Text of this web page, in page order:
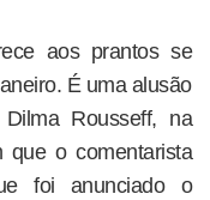
aos prantos se
É uma alusão
Rousseff, na
que o comentarista
foi anunciado o